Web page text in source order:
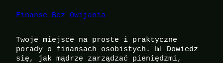
Finanse Bez Owijania
Twoje miejsce na proste i praktyczne
porady o finansach osobistych. 📊 Dowiedz
się, jak mądrze zarządzać pieniędzmi,